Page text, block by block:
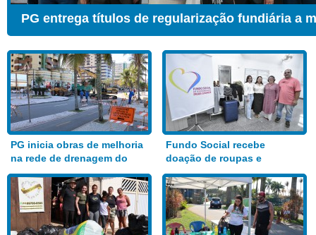
CER ganha Sala de Estimulação Sensorial
PG inicia obras de melhoria
na rede de drenagem do
Bairro Aviação
Fundo Social recebe
doação de roupas e
alimentos